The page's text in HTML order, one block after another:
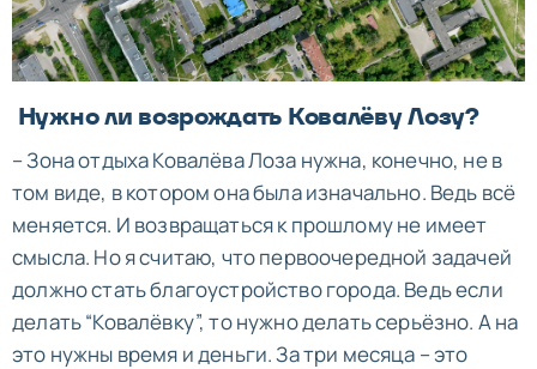
Нужно ли возрождать Ковалёву Лозу?
– Зона отдыха Ковалёва Лоза нужна, конечно, не в
том виде, в котором она была изначально. Ведь всё
меняется. И возвращаться к прошлому не имеет
смысла. Но я считаю, что первоочередной задачей
должно стать благоустройство города. Ведь если
делать “Ковалёвку”, то нужно делать серьёзно. А на
это нужны время и деньги. За три месяца – это